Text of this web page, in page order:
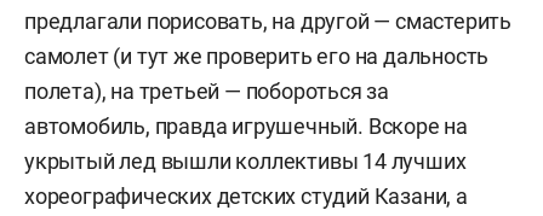
предлагали порисовать, на другой — смастерить
самолет (и тут же проверить его на дальность
полета), на третьей — побороться за
автомобиль, правда игрушечный. Вскоре на
укрытый лед вышли коллективы 14 лучших
хореографических детских студий Казани, а